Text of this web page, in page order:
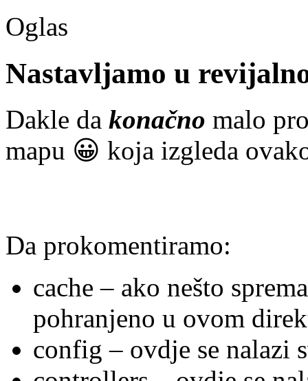
Oglas
Nastavljamo u
Dakle da konačno malo
mapu 😀 koja izgleda
Da prokomentiramo:
cache – ako nešto
pohranjeno u ovom
config – ovdje se nalazi